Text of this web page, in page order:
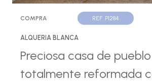
COMPRA REF. P1284
ALQUERIA BLANCA
Preciosa casa de pueblo
totalmente reformada